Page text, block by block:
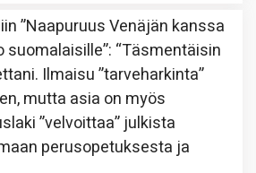
”Naapuruus Venäjän kanssa
suomalaisille”: “Täsmentäisin
Ilmaisu ”tarveharkinta”
mutta asia on myös
”velvoittaa” julkista
perusopetuksesta ja